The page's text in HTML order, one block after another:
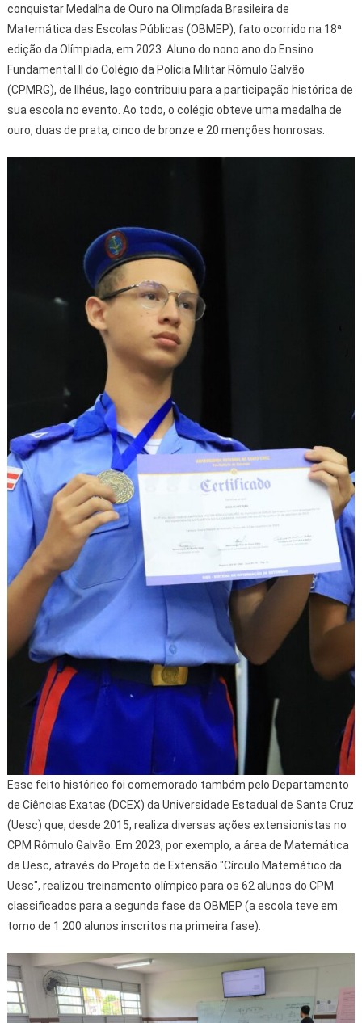
conquistar Medalha de Ouro na Olimpíada Brasileira de
Matemática das Escolas Públicas (OBMEP), fato ocorrido na 18ª
edição da Olímpiada, em 2023. Aluno do nono ano do Ensino
Fundamental II do Colégio da Polícia Militar Rômulo Galvão
(CPMRG), de Ilhéus, Iago contribuiu para a participação histórica de
sua escola no evento. Ao todo, o colégio obteve uma medalha de
ouro, duas de prata, cinco de bronze e 20 menções honrosas.
Esse feito histórico foi comemorado também pelo Departamento
de Ciências Exatas (DCEX) da Universidade Estadual de Santa Cruz
(Uesc) que, desde 2015, realiza diversas ações extensionistas no
CPM Rômulo Galvão. Em 2023, por exemplo, a área de Matemática
da Uesc, através do Projeto de Extensão "Círculo Matemático da
Uesc", realizou treinamento olímpico para os 62 alunos do CPM
classificados para a segunda fase da OBMEP (a escola teve em
torno de 1.200 alunos inscritos na primeira fase).